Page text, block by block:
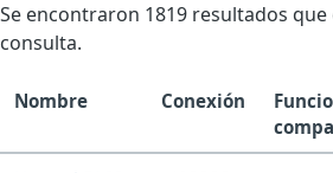
Se encontraron 1819 resultados
consulta.
Nombre Conexión